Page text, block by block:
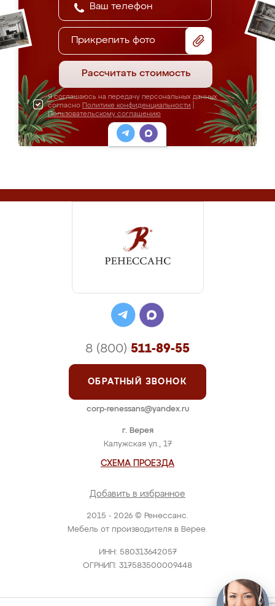
Прикрепить фото
Рассчитать стоимость
Я соглашаюсь на передачу персональных данных
согласно Политике конфиденциальности
Пользовательскому соглашению
2015 - 2026 © Ренессанс.
Мебель от производителя в Верее.
ИНН: 580313642057
ОГРНИП: 317583500009448
г. Верея
Калужская ул., 17
СХЕМА ПРОЕЗДА
Добавить в избранное
8 (800) 511-89-55
ОБРАТНЫЙ ЗВОНОК
corp-renessans@yandex.ru